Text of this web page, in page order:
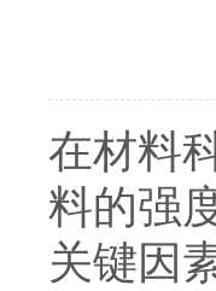
在材料
料的强
关键因